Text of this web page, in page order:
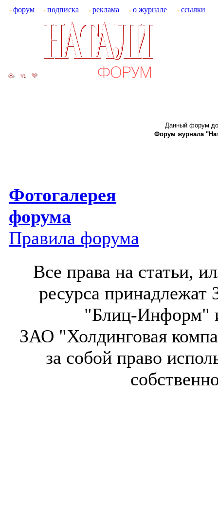
форум подписка реклама о журнале ссылки
Данный форум
Форум журнала
Фотогалерея
форума
Правила форума
Все права на статьи,
ресурса
"Блиц-Информ"
ЗАО "Холдинговая
за собой право